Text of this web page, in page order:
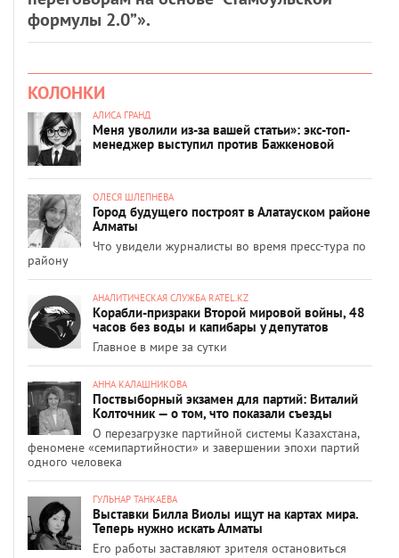
формулы 2.0”».
КОЛОНКИ
АЛИСА ГРАНД
Меня уволили из-за вашей статьи»: экс-топ-
менеджер выступил против Бажкеновой
ОЛЕСЯ ШЛЕПНЕВА
Город будущего построят в Алатауском районе
Алматы
Что увидели журналисты во время пресс-тура по
району
АНАЛИТИЧЕСКАЯ СЛУЖБА RATEL.KZ
Корабли-призраки Второй мировой войны, 48
часов без воды и капибары у депутатов
Главное в мире за сутки
АННА КАЛАШНИКОВА
Поствыборный экзамен для партий: Виталий
Колточник — о том, что показали съезды
О перезагрузке партийной системы Казахстана,
феномене «семипартийности» и завершении эпохи партий
одного человека
ГУЛЬНАР ТАНКАЕВА
Выставки Билла Виолы ищут на картах мира.
Теперь нужно искать Алматы
Его работы заставляют зрителя остановиться